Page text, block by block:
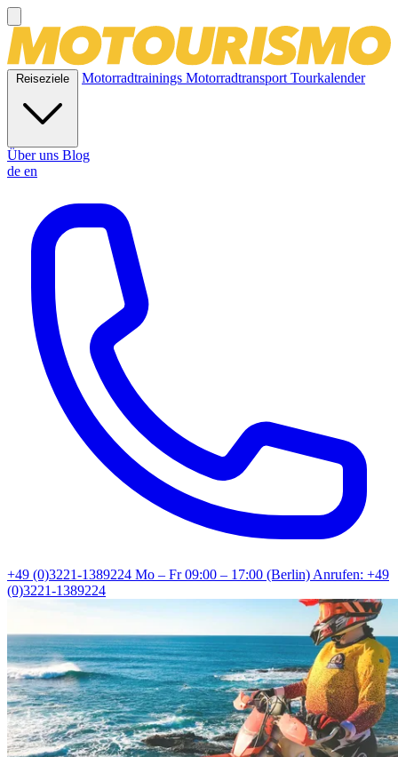
Reiseziele Motorradtrainings MotorradtransportTourkalender
Über uns Blog
de en
+49 (0)3221-1389224 Mo – Fr 09:00 – 17:00 (Berlin)Anrufen: +49
(0)3221-1389224